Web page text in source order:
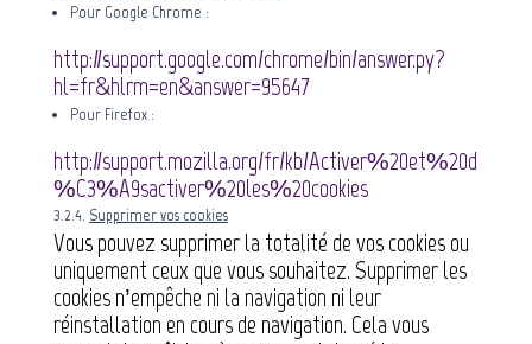
Pour Google Chrome :
http://support.google.com/chrome/bin/answer.py?
hl=fr&hlrm=en&answer=95647
Pour Firefox :
http://support.mozilla.org/fr/kb/Activer%20et%20d
%C3%A9sactiver%20les%20cookies
3.2.4. Supprimer vos cookies
Vous pouvez supprimer la totalité de vos cookies ou
uniquement ceux que vous souhaitez. Supprimer les
cookies n’empêche ni la navigation ni leur
réinstallation en cours de navigation. Cela vous